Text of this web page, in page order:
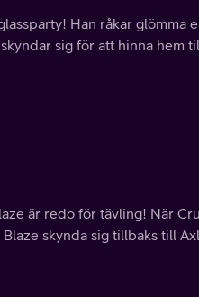
Han råkar glömma
sig för att hinna hem
är redo för tävling! När
skynda sig tillbaks till